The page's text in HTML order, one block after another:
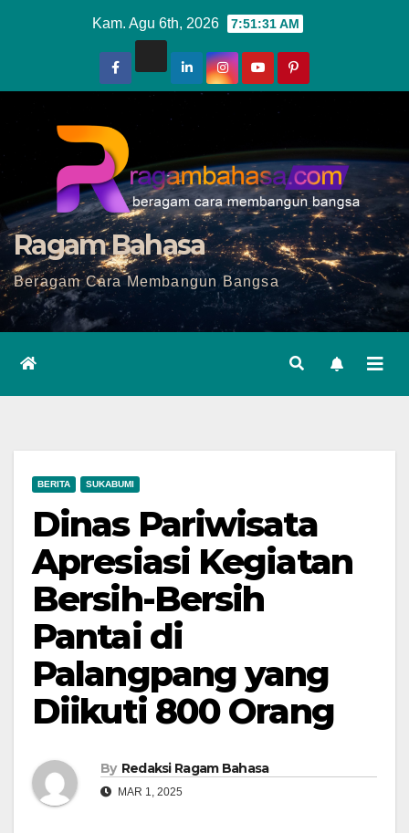
Kam. Agu 6th, 2026 7:51:33 AM
Ragam Bahasa
Beragam Cara Membangun Bangsa
BERITA SUKABUMI
Dinas Pariwisata
Apresiasi Kegiatan
Bersih-Bersih
Pantai di
Palangpang yang
Diikuti 800 Orang
By Redaksi Ragam Bahasa
MAR 1, 2025